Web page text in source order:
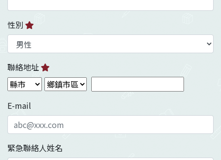
性別
聯絡地址
E-mail
緊急聯絡人姓名